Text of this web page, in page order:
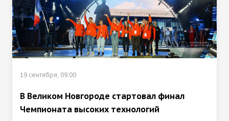
19 сентября, 09:00
В Великом Новгороде стартовал финал
Чемпионата высоких технологий